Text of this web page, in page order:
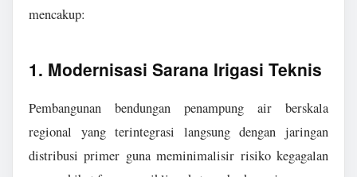
mencakup:
1. Modernisasi Sarana Irigasi Teknis
Pembangunan bendungan penampung air berskala
regional yang terintegrasi langsung dengan jaringan
distribusi primer guna meminimalisir risiko kegagalan